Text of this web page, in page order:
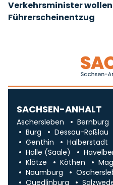
Verkehrsminister
Führerscheinentzug
SACHSEN-ANHALT
Aschersleben Bernburg
Burg
Dessau-Roßlau
Genthin
Halberstadt
Halle (Saale)
Klötze
Köthen
Naumburg
Quedlinburg